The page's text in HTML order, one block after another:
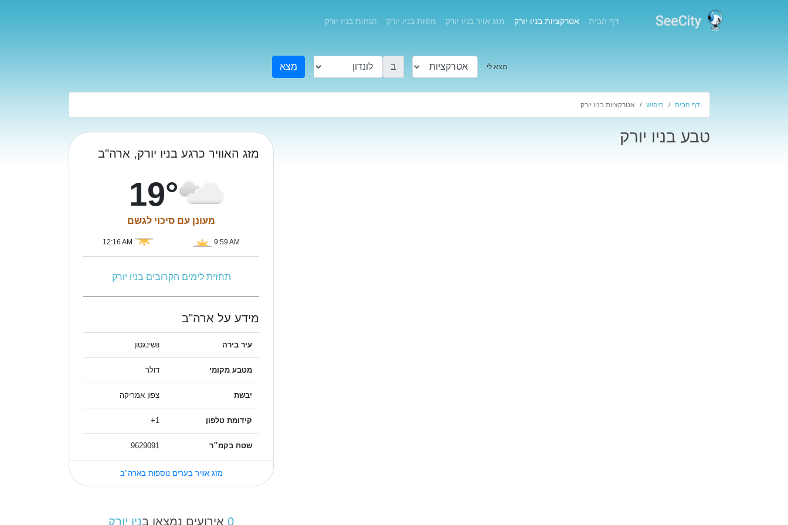
דף הבית(current) אטרקציות בניו יורק מזג אויר בניו יורק מפות בניו יורק הנחות בניו יורק
מצא לי ב מצא
דף הבית חיפוש אטרקציות בניו יורק
טבע בניו יורק
מזג האוויר כרגע בניו יורק, ארה"ב
19°
מעונן עם סיכוי לגשם
12:16 AM 9:59 AM
תחזית לימים הקרובים בניו יורק
מידע על ארה"ב
עיר בירה וושינגטון
מטבע מקומי דולר
יבשת צפון אמריקה
קידומת טלפון 1+
שטח בקמ״ר 9629091
מזג אוויר בערים נוספות בארה"ב
0 אירועים נמצאו בניו יורק